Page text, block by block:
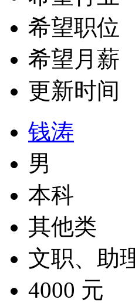
希望职位
希望月薪
更新时间
钱涛
男
本科
其他类
文职、助
4000 元